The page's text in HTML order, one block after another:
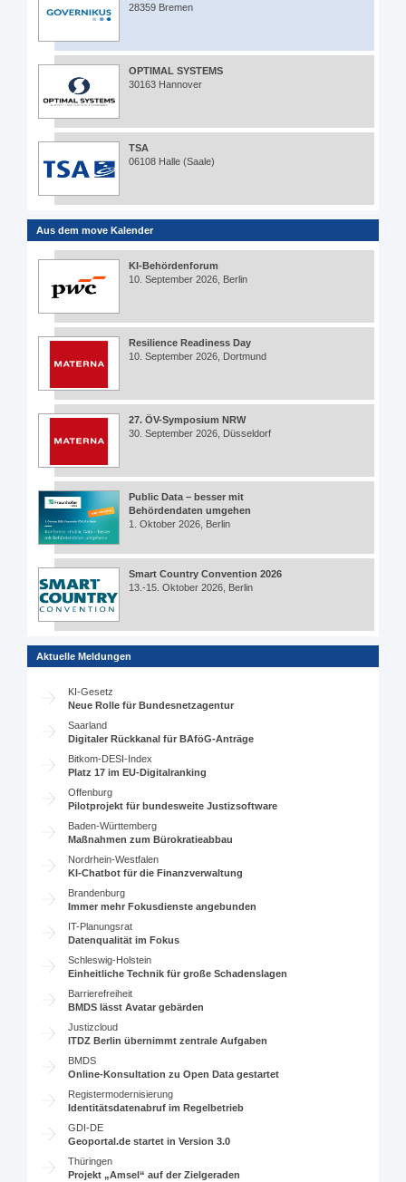
28359 Bremen
OPTIMAL SYSTEMS
30163 Hannover
TSA
06108 Halle (Saale)
Aus dem move Kalender
KI-Behördenforum
10. September 2026, Berlin
Resilience Readiness Day
10. September 2026, Dortmund
27. ÖV-Symposium NRW
30. September 2026, Düsseldorf
Public Data – besser mit
Behördendaten umgehen
1. Oktober 2026, Berlin
Smart Country Convention 2026
13.-15. Oktober 2026, Berlin
Aktuelle Meldungen
KI-Gesetz
Neue Rolle für Bundesnetzagentur
Saarland
Digitaler Rückkanal für BAföG-Anträge
Bitkom-DESI-Index
Platz 17 im EU-Digitalranking
Offenburg
Pilotprojekt für bundesweite Justizsoftware
Baden-Württemberg
Maßnahmen zum Bürokratieabbau
Nordrhein-Westfalen
KI-Chatbot für die Finanzverwaltung
Brandenburg
Immer mehr Fokusdienste angebunden
IT-Planungsrat
Datenqualität im Fokus
Schleswig-Holstein
Einheitliche Technik für große Schadenslagen
Barrierefreiheit
BMDS lässt Avatar gebärden
Justizcloud
ITDZ Berlin übernimmt zentrale Aufgaben
BMDS
Online-Konsultation zu Open Data gestartet
Registermodernisierung
Identitätsdatenabruf im Regelbetrieb
GDI-DE
Geoportal.de startet in Version 3.0
Thüringen
Projekt „Amsel“ auf der Zielgeraden